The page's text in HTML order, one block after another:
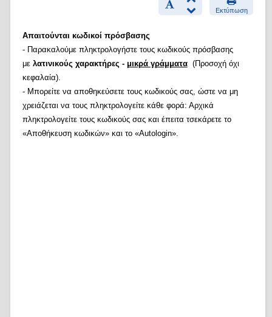
Εκτύπωση
Απαιτούνται κωδικοί πρόσβασης
- Παρακαλούμε πληκτρολογήστε τους κωδικούς πρόσβασης
με λατινικούς χαρακτήρες - μικρά γράμματα(Προσοχή όχι
κεφαλαία).
- Μπορείτε να αποθηκεύσετε τους κωδικούς σας, ώστε να μη
χρειάζεται να τους πληκτρολογείτε κάθε φορά: Αρχικά
πληκτρολογείτε τους κωδικούς σας και έπειτα τσεκάρετε το
«Αποθήκευση κωδικών» και το «Autologin».